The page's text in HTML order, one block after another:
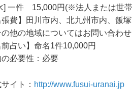
] 一件 15,000円(※法人または世
張費】田川市内、北九州市内、
他の地域についてはお問い合わせ
前占い】命名1件10,000円
必要性：必要
イト： http://www.fusui-uranai.jp